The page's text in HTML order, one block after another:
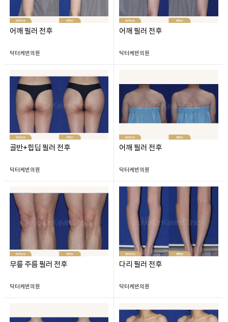
어깨 필러 전후
닥터케빈의원
어깨 필러 전후
닥터케빈의원
골반+힙딥 필러 전후
닥터케빈의원
어깨 필러 전후
닥터케빈의원
무릎 주름 필러 전후
닥터케빈의원
다리 필러 전후
닥터케빈의원